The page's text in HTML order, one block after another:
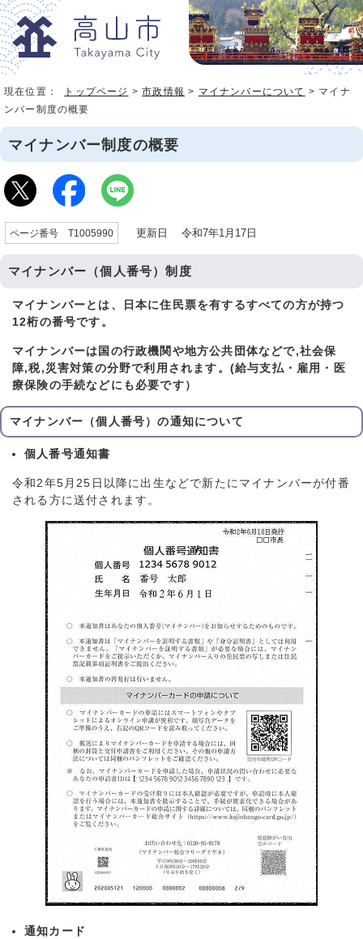
現在位置： トップページ >市政情報 > マイナンバーについて > マイナ
ンバー制度の概要
マイナンバー制度の概要
ページ番号 T1005990 更新日 令和7年1月17日
マイナンバー（個人番号）制 度
マイナンバーとは、日本に住民票を有するすべての方が持つ
12桁の番号です。
マイナンバーは国の行政機関や地方公共団体などで,社会保
障,税,災害対策の分野で利用されます。 (給与支払・雇用・医
療保険の手続などにも必要です）
マイナンバー（個人番号）の通知について
個人番号通知書
令和2年5月25日以降に出生などで新たにマイナンバーが付番
される方に送付されます。
通知カード